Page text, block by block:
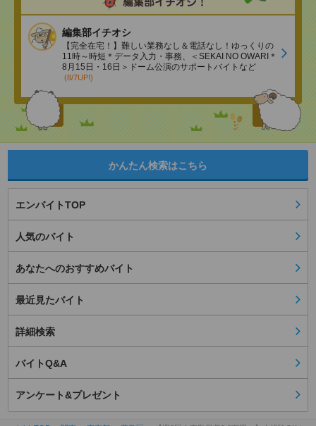
編集部イチオシ
【完全在宅！】難しい業務なし＆電話なし！ゆっくりの
11時～時短＊データ入力・事務、＜SEKAI NO OWARI＊
8月15日・16日＞ドーム公演のサポートバイトなど
(8/7UP!)
かんたん検索はこちら
エンバイトTOP
人気のバイト
あなたへのおすすめバイト
最近見たバイト
詳細検索
バイトQ&A
アンケート&プレゼント